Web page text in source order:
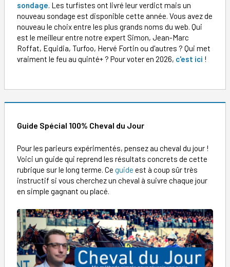
sondage. Les turfistes ont livré leur verdict mais un
nouveau sondage est disponible cette année. Vous avez de
nouveau le choix entre les plus grands noms du web. Qui
est le meilleur entre notre expert Simon, Jean-Marc
Roffat, Equidia, Turfoo, Hervé Fortin ou d'autres ? Qui met
vraiment le feu au quinté+ ? Pour voter en 2026, c'est ici !
Guide Spécial 100% Cheval du Jour
Pour les parieurs expérimentés, pensez au cheval du jour !
Voici un guide qui reprend les résultats concrets de cette
rubrique sur le long terme. Ce guide est à coup sûr très
instructif si vous cherchez un cheval à suivre chaque jour
en simple gagnant ou placé.